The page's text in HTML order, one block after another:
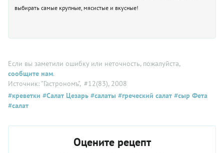
выбирать самые крупные, мясистые и вкусные!
Если вы заметили ошибку или неточность, пожалуйста,
сообщите нам.
Источник: "Гастрономъ", #12(83), 2008
#креветки #Салат Цезарь #салаты #греческий салат #сыр Фета
#салат
Оцените рецепт